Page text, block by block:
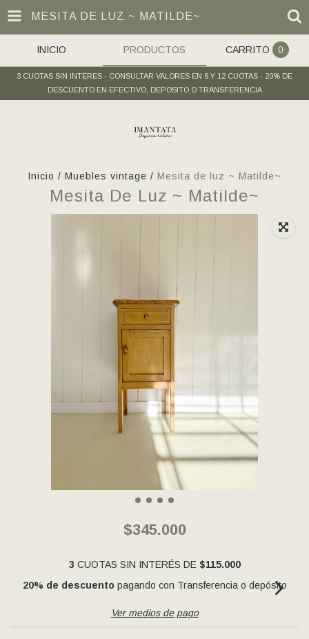
MESITA DE LUZ ~ MATILDE~
INICIO PRODUCTOS CARRITO 0
3 CUOTAS SIN INTERES - CONSULTAR VALORES EN 6 Y 12 CUOTAS - 20% DE
DESCUENTO EN EFECTIVO, DEPOSITO O TRANSFERENCIA
Inicio / Muebles vintage / Mesita de luz ~ Matilde~
Mesita De Luz ~ Matilde~
$345.000
3 CUOTAS SIN INTERÉS DE $115.000
20% de descuento pagando con Transferencia o depósito
Ver medios de pago